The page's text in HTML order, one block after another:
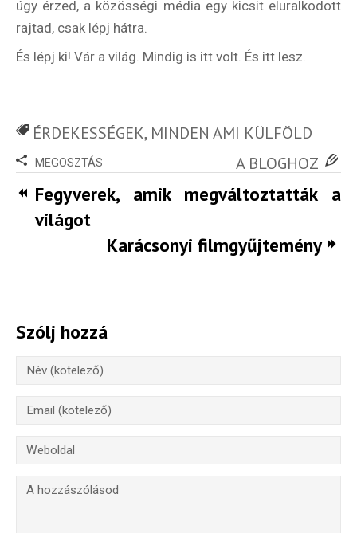
úgy érzed, a közösségi média egy kicsit eluralkodott
rajtad, csak lépj hátra.
És lépj ki! Vár a világ. Mindig is itt volt. És itt lesz.
ÉRDEKESSÉGEK, MINDEN AMI KÜLFÖLD
MEGOSZTÁS A BLOGHOZ
Fegyverek, amik megváltoztatták a
világot
Karácsonyi filmgyűjtemény
Szólj hozzá